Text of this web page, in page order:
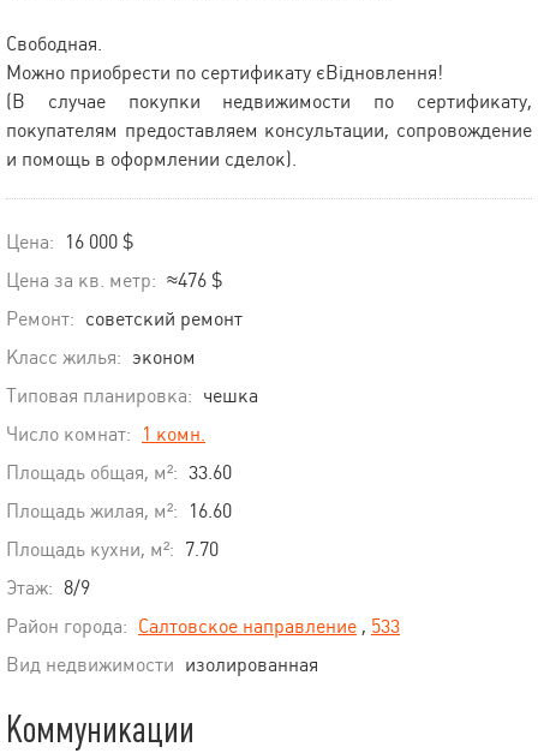
Свободная.
Можно приобрести по сертификату єВідновлення!
(В случае покупки недвижимости по сертификату,
покупателям предоставляем консультации, сопровождение
и помощь в оформлении сделок).
Цена:
16 000 $
Цена за кв. метр: ≈476 $
Ремонт: советский ремонт
Класс жилья: эконом
Типовая планировка: чешка
Число комнат:
1 комн.
Площадь общая, м²: 33.60
Площадь жилая, м²:
16.60
Площадь кухни, м²: 7.70
Этаж: 8/9
Район города: Салтовское направление , 533
Вид недвижимости изолированная
Коммуникации